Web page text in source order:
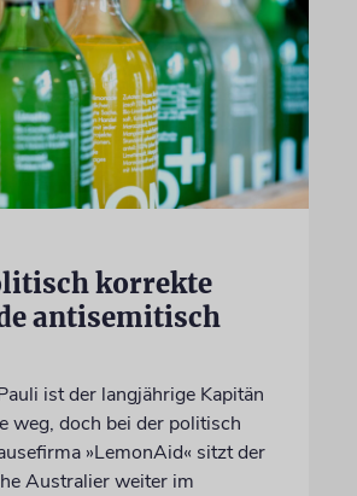
korrekte
antisemitisch
ist der langjährige Kapitän
weg, doch bei der politisch
»LemonAid« sitzt der
Australier weiter im